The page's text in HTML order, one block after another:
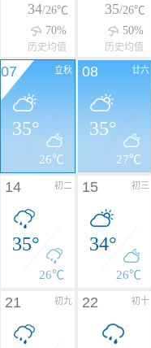
34/26℃
70%
历史均值
35/26℃
50%
历史均值
立秋
07
35°
26℃
廿六
08
35°
27℃
初二
14
35°
26℃
初三
15
34°
26℃
初九
21 初十
22